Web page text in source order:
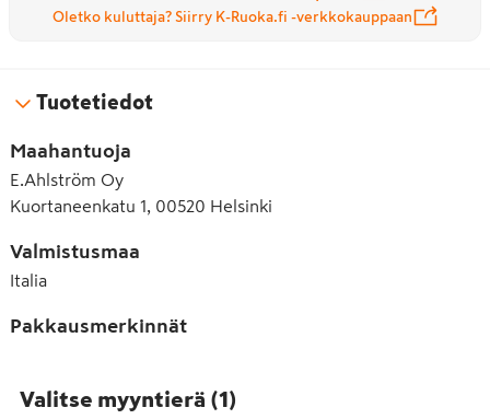
Oletko kuluttaja? Siirry K-Ruoka.fi -verkkokauppaan
Tuotetiedot
Maahantuoja
E.Ahlström Oy
Kuortaneenkatu 1, 00520 Helsinki
Valmistusmaa
Italia
Pakkausmerkinnät
Valitse myyntierä (1)